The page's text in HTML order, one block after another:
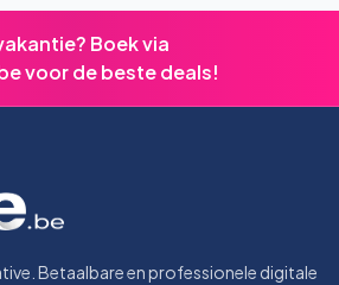
Boek via
voor de beste deals!
Betaalbare en professionele digitale